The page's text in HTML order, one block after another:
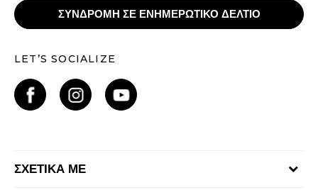
ΣΥΝΔΡΟΜΗ ΣΕ ΕΝΗΜΕΡΩΤΙΚΟ ΔΕΛΤΙΟ
LET’S SOCIALIZE
ΣΧΕΤΙΚΑ ΜΕ